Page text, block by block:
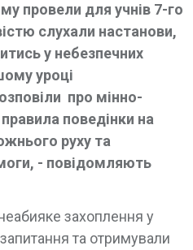
провели для учнів 7-го
слухали настанови,
у небезпечних
уроці
про мінно-
поведінки на
руху та
- повідомляють
захоплення у
та отримували